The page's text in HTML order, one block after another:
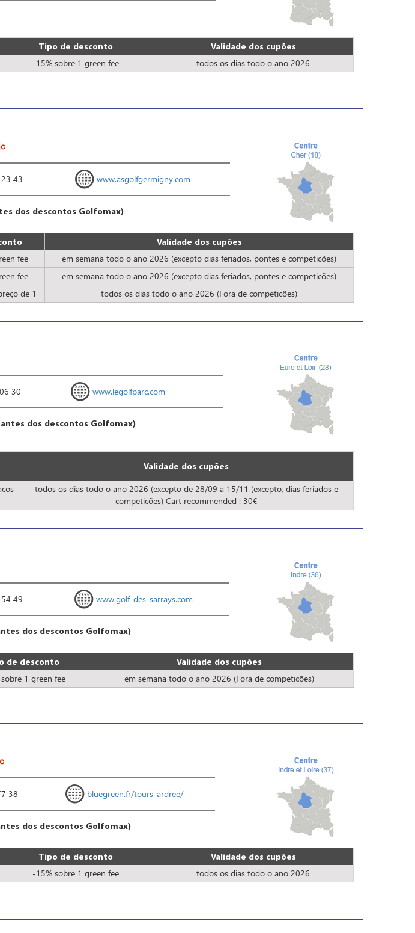
Tipo de desconto
Validade dos cupões
-15% sobre 1 green fee todos os dias todo o ano 2026
43 www.asgolfgermigny.com
dos descontos Golfomax)
Validade dos cupões
fee
em semana todo o ano 2026 (excepto dias feriados, pontes e competicões)
fee
em semana todo o ano 2026 (excepto dias feriados, pontes e competicões)
de 1 todos os dias todo o ano 2026 (Fora de competicões)
30 www.legolfparc.com
dos descontos Golfomax)
Validade dos cupões
todos os dias todo o ano 2026 (excepto de 28/09 a 15/11 (excepto, dias feriados e
competicões) Cart recommended : 30€
49 www.golf-des-sarrays.com
dos descontos Golfomax)
de desconto
Validade dos cupões
1 green fee em semana todo o ano 2026 (Fora de competicões)
38 bluegreen.fr/tours-ardree/
dos descontos Golfomax)
Tipo de desconto
Validade dos cupões
-15% sobre 1 green fee todos os dias todo o ano 2026